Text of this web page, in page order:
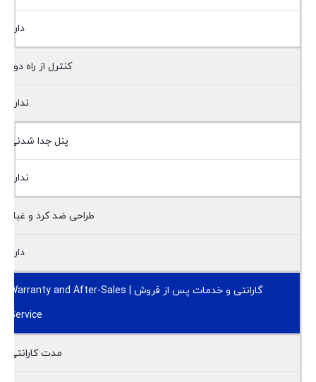
دارد
کنترل از راه دور
ندارد
پنل جدا شدنی
ندارد
طراحی ضد کرد و غبار
دارد
گارانتی و خدمات پس از فروش | Warranty and After-Sales
Service
مدت کارانتی